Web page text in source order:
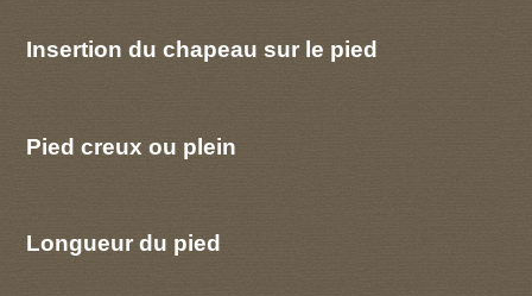
Insertion du chapeau sur le pied
Pied creux ou plein
Longueur du pied